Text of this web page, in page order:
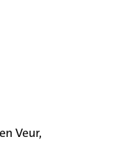
Veur,